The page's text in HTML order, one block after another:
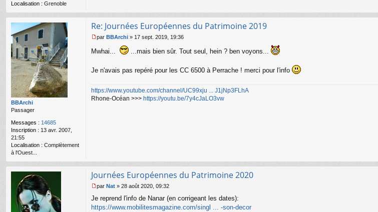
Localisation : Grenoble
BBArchi
Passager
Messages : 14685
Inscription : 13 avr. 2007,
21:55
Localisation : Complètement
à l'Ouest...
Re: Journées Européennes du Patrimoine 2019
e
a
e
n
o
par BBArchi » 17 sept. 2019, 19:36
Mwhai... ...mais bien sûr. Tout seul, hein ? ben voyons...
Je n'avais pas repéré pour les CC 6500 à Perrache ! merci pour l'info
https://www.youtube.com/channel/UC99xju ... J1jNp3FLhA
Rhone-Océan >>> https://youtu.be/7y4cJaLO3vw
Journées Européennes du Patrimoine 2020
e
s
par Nat » 28 août 2020, 09:32
Je reprend l'info de Nanar (en corrigeant les dates):
https://www.mobilitesmagazine.com/singl ... -son-decor